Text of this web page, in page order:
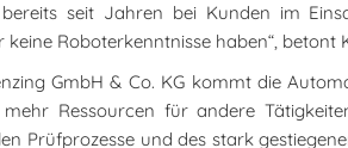
seit Jahren bei Kunden im
Roboterkenntnisse haben“, betont
GmbH & Co. KG kommt die
Ressourcen für andere
Prüfprozesse und des stark